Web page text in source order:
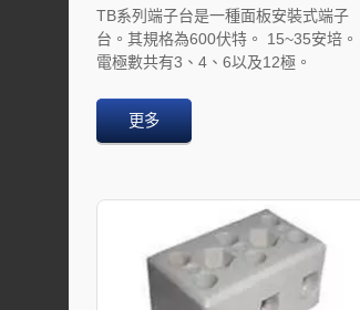
TB系列端子台是一種面板安裝式端子
台。其規格為600伏特。 15~35安培。
電極數共有3、4、6以及12極。
更多